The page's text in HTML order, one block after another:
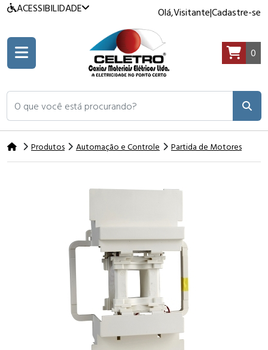
ACESSIBILIDADE Olá,Visitante|Cadastre-se
O que você está procurando?
0
Produtos Automação e Controle Partida de Motores